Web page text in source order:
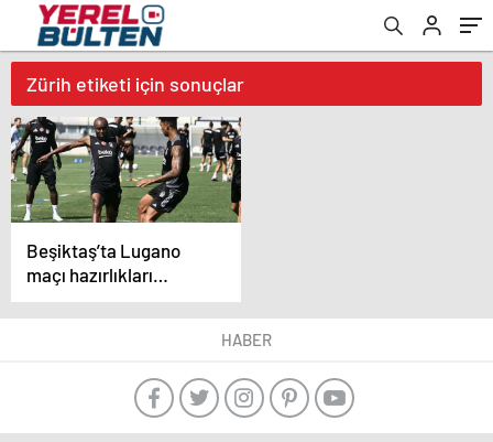
Zürih etiketi için sonuçlar
Beşiktaş’ta Lugano
maçı hazırlıkları
başladı
HABER